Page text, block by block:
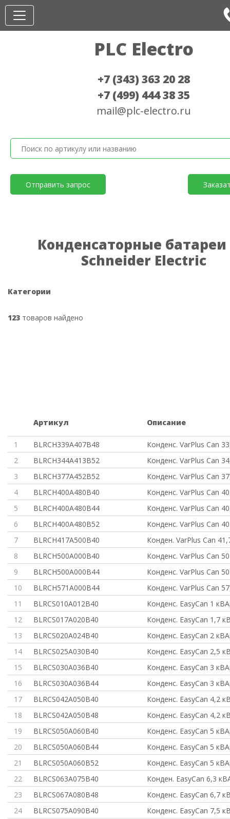
PLC Electro
+7 (343) 363 20 28
+7 (499) 444 38 35
mail@plc-electro.ru
Отправить запрос
Конденсаторные
Schneider Electric
Категории
123 товаров найдено
Артикул Описание
1 BLRCH339A407B48
Конденс. VarPlus Can
2
BLRCH344A413B52
Конденс. VarPlus Can
3
BLRCH377A452B52
Конденс. VarPlus Can
4
BLRCH400A480B40
Конденс. VarPlus Can
5
BLRCH400A480B44
Конденс. VarPlus Can
6
BLRCH400A480B52
Конденс. VarPlus Can
7
BLRCH417A500B40
Конден. VarPlus Can
8
BLRCH500A000B40
Конденс. VarPlus Can
9
BLRCH500A000B44
Конденс. VarPlus Can
10
BLRCH571A000B44
Конденс. VarPlus Can
11
BLRCS010A012B40
Конденс. EasyCan 1
12
BLRCS017A020B40
Конденс. EasyCan 1,7
13
BLRCS020A024B40
Конденс. EasyCan 2
14
BLRCS025A030B40
Конденс. EasyCan 2,5
15
BLRCS030A036B40
Конденс. EasyCan 3
16
BLRCS030A036B44
Конденс. EasyCan 3
17
BLRCS042A050B40
Конденс. EasyCan 4,2
18
BLRCS042A050B48
Конденс. EasyCan 4,2
19
BLRCS050A060B40
Конденс. EasyCan 5
20
BLRCS050A060B44
Конденс. EasyCan 5
21
BLRCS050A060B52
Конденс. EasyCan 5
22
BLRCS063A075B40
Конден. EasyCan 6,3
23
BLRCS067A080B48
Конденс. EasyCan 6,7
24
BLRCS075A090B40
Конденс. EasyCan 7,5